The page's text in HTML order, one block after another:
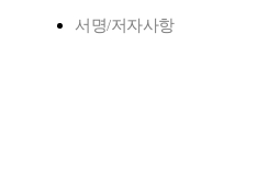
서명/저자사항